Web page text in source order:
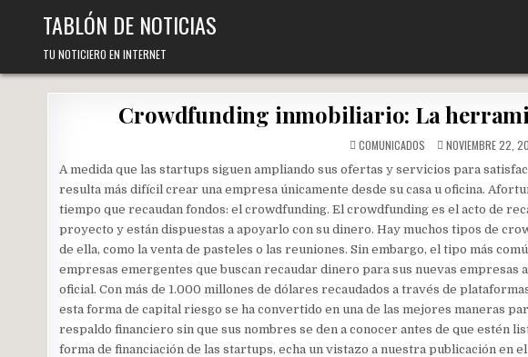
TABLÓN DE NOTICIAS
TU NOTICIERO EN INTERNET
Crowdfunding inmobiliario: La
COMUNICADOS NOVIEMBRE 22,
A medida que las startups siguen ampliando sus ofertas y servicios para
resulta más difícil crear una empresa únicamente desde su casa u oficina.
tiempo que recaudan fondos: el crowdfunding. El crowdfunding es el acto de
proyecto y están dispuestas a apoyarlo con su dinero. Hay muchos tipos de
de ella, como la venta de pasteles o las reuniones. Sin embargo, el tipo más
empresas emergentes que buscan recaudar dinero para sus nuevas empresas
oficial. Con más de 1.000 millones de dólares recaudados a través de
esta forma de capital riesgo se ha convertido en una de las mejores maneras
respaldo financiero sin que sus nombres se den a conocer antes de que estén
forma de financiación de las startups, echa un vistazo a nuestra publicación en